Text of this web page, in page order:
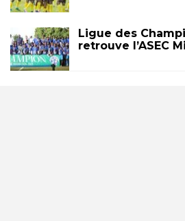
Ligue des
retrouve l’ASEC